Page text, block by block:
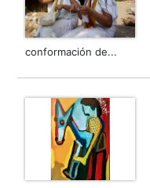
conformación de...